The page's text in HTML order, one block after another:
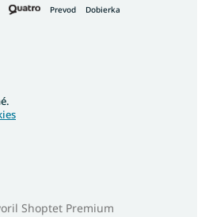
Prevod Dobierka
Shoptet Premium